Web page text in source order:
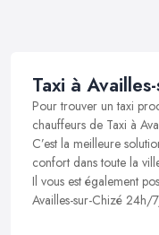
Taxi à
Pour trouver un taxi
chauffeurs de Taxi à
C’est la meilleure
confort dans toute la
Il vous est également
Availles-sur-Chizé 24h/